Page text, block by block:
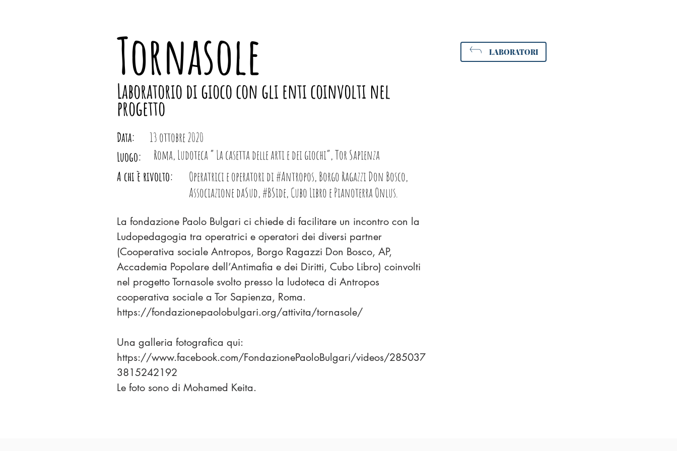
Tornasole
Laboratorio di gioco con gli enti coinvolti nel
progetto
Data:
13 ottobre 2020
Luogo:
Roma, Ludoteca ” La casetta delle arti e dei giochi”, Tor Sapienza
A chi è rivolto:
Operatrici e operatori di #Antropos, Borgo Ragazzi Don Bosco,
Associazione daSud, #BSide, Cubo Libro e Pianoterra Onlus.
La fondazione Paolo Bulgari ci chiede di facilitare un incontro con la
Ludopedagogia tra operatrici e operatori dei diversi partner
(Cooperativa sociale Antropos, Borgo Ragazzi Don Bosco, AP,
Accademia Popolare dell’Antimafia e dei Diritti, Cubo Libro) coinvolti
nel progetto Tornasole svolto presso la ludoteca di Antropos
cooperativa sociale a Tor Sapienza, Roma.
https://fondazionepaolobulgari.org/attivita/tornasole/
Una galleria fotografica qui:
https://www.facebook.com/FondazionePaoloBulgari/videos/285037
3815242192
Le foto sono di Mohamed Keita.
LABORATORI